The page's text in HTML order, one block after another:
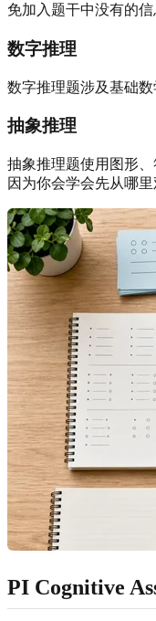
免加入题干中没有的信
数字推理
数字推理题涉及基础
抽象推理
抽象推理题使用图形
因为你会学会先从哪里
PI Cognitive